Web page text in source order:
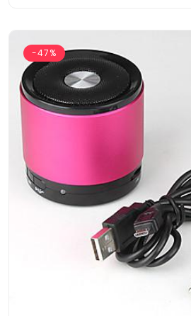
-47%